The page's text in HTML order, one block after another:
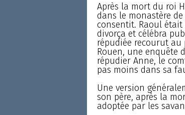
Après la mort du roi
dans le monastère de
consentit. Raoul était
divorça et célébra
répudiée recourut au
Rouen, une enquête
répudier Anne, le
pas moins dans sa
Une version
son père, après la
adoptée par les